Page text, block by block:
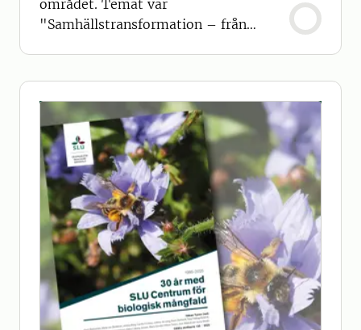
området. Temat var
"Samhällstransformation – från